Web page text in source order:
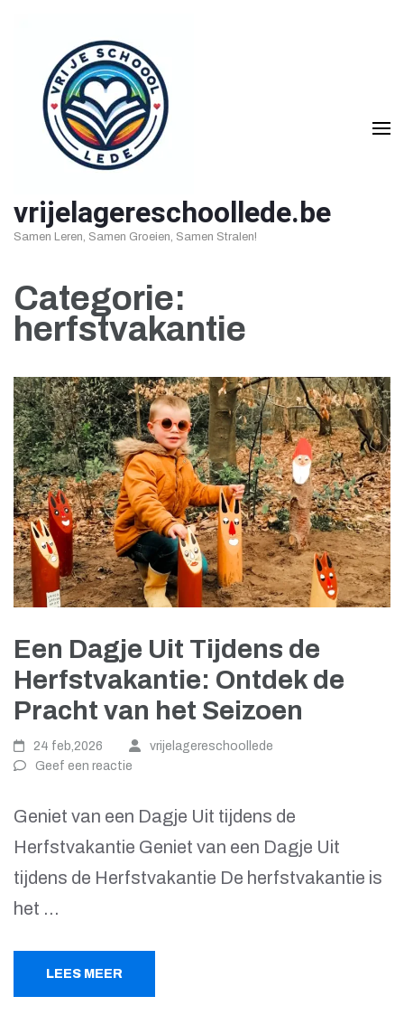
inhoud
vrijelagereschoollede.be
Samen Leren, Samen Groeien, Samen Stralen!
Categorie:
herfstvakantie
Een Dagje Uit Tijdens de
Herfstvakantie: Ontdek de
Pracht van het Seizoen
24 feb,2026
vrijelagereschoollede
Geef een reactie
Geniet van een Dagje Uit tijdens de
Herfstvakantie Geniet van een Dagje Uit
tijdens de Herfstvakantie De herfstvakantie is
het …
LEES MEER